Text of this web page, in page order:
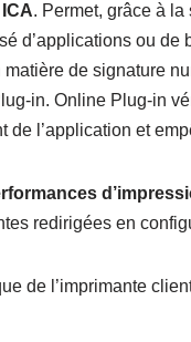
. Permet, grâce à
d’applications ou
de signature
in. Online Plug-in
de l’application et
redirigées en
de l’imprimante